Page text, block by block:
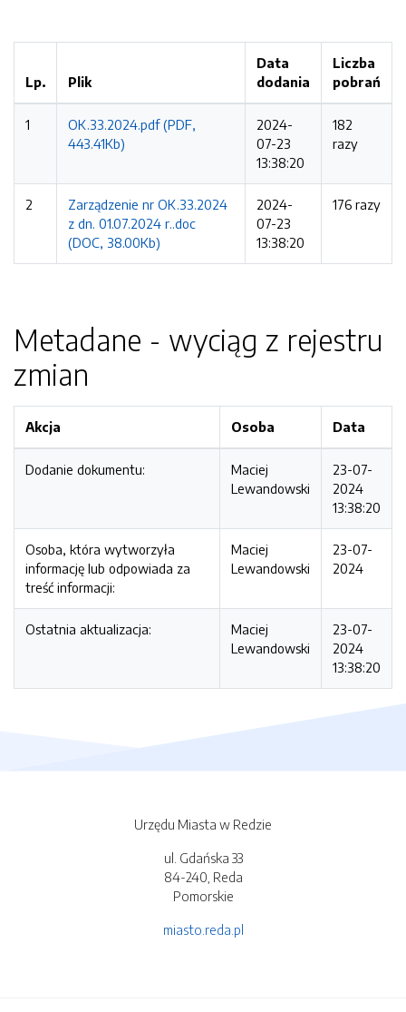
Lp. Plik
Data
dodania
Liczba
pobrań
1
OK.33.2024.pdf (PDF,
443.41Kb)
2024-
07-23
13:38:20
182
razy
2
Zarządzenie nr OK.33.2024
z dn. 01.07.2024 r..doc
(DOC, 38.00Kb)
2024-
07-23
13:38:20
176 razy
Metadane - wyciąg z rejestru
zmian
Akcja Osoba Data
Dodanie dokumentu:
Maciej
Lewandowski
23-07-
2024
13:38:20
Osoba, która wytworzyła
informację lub odpowiada za
treść informacji:
Maciej
Lewandowski
23-07-
2024
Ostatnia aktualizacja:
Maciej
Lewandowski
23-07-
2024
13:38:20
Urzędu Miasta w Redzie
ul. Gdańska 33
84-240, Reda
Pomorskie
miasto.reda.pl